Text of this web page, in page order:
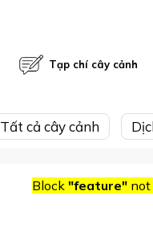
Tạp chí cây cảnh
Tất cả cây cảnh
Block "feature" not